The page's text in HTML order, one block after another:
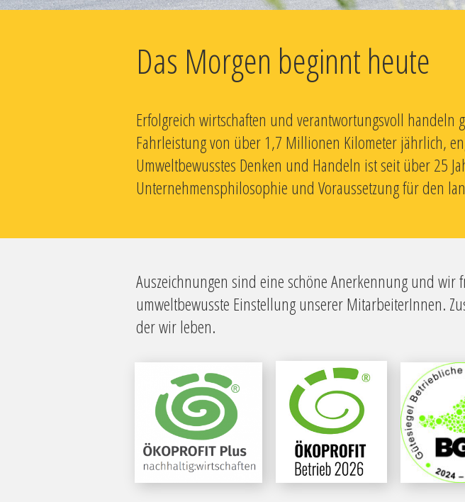
Das Morgen beginnt heute
Erfolgreich wirtschaften und verantwortungsvoll
Fahrleistung von über 1,7 Millionen Kilometer jährlich,
Umweltbewusstes Denken und Handeln ist seit über 25
Unternehmensphilosophie und Voraussetzung für den
Auszeichnungen sind eine schöne Anerkennung und
umweltbewusste Einstellung unserer MitarbeiterInnen.
der wir leben.